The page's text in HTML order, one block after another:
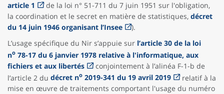
article 1
de la loi n° 51-711 du 7 juin 1951 sur l'obligation,
la coordination et le secret en matière de statistiques, décret
du 14 juin 1946 organisant l’Insee
).
L’usage spécifique du Nir s’appuie sur l’article 30 de la loi
no 78-17 du 6 janvier 1978 relative à l'informatique, aux
fichiers et aux libertés
conjointement à l’alinéa F-1-b de
l’article 2 du décret no 2019-341 du 19 avril 2019
relatif à la
mise en œuvre de traitements comportant l'usage du numéro